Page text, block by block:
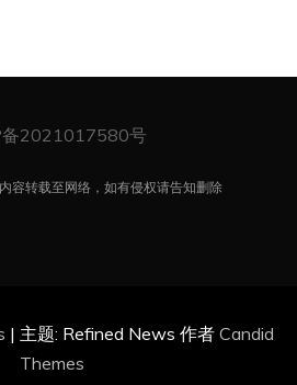
备2021017580号
容转载至网络，如有侵权请告知删除
| 主题: Refined News 作者 Candid
Themes